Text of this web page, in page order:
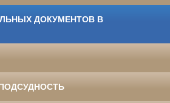
ДОКУМЕНТОВ В